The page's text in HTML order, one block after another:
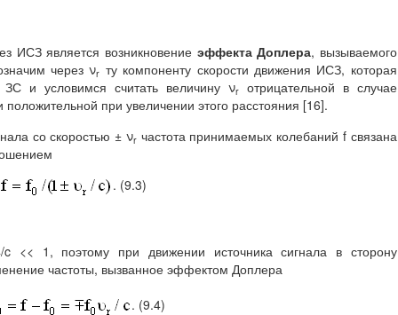
ИСЗ является возникновение эффекта Доплера, вызываемого
через νr ту компоненту скорости движения ИСЗ, которая
и условимся считать величину νrотрицательной в случае
при увеличении этого расстояния [16].
со скоростью ± νrчастота принимаемых колебаний f связана
. (9.3)
/c << 1, поэтому при движении источника сигнала в сторону
частоты, вызванное эффектом Доплера
. (9.4)